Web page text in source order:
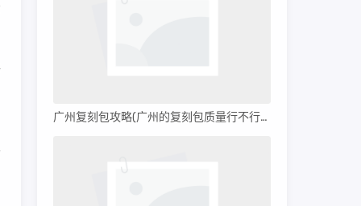
广州复刻包攻略(广州的复刻包质量行不行呀)